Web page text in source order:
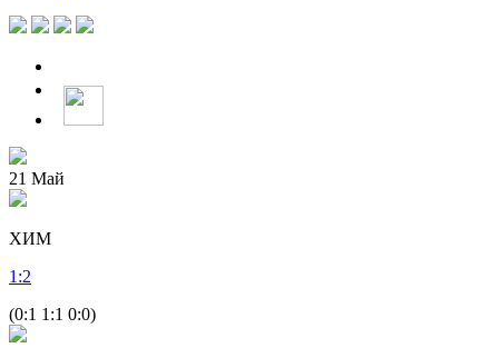
21 Май
ХИМ
1 :2
(0:1 1:1 0:0)